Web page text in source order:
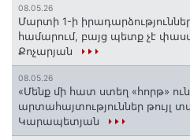
08.05.26
Մարտի 1-ի
համարում, բայց պետք չէ
Քոչարյան
08.05.26
«Մենք մի հատ ստեղ «հորթ»
արտահայտություններ թույլ
Կարապետյան